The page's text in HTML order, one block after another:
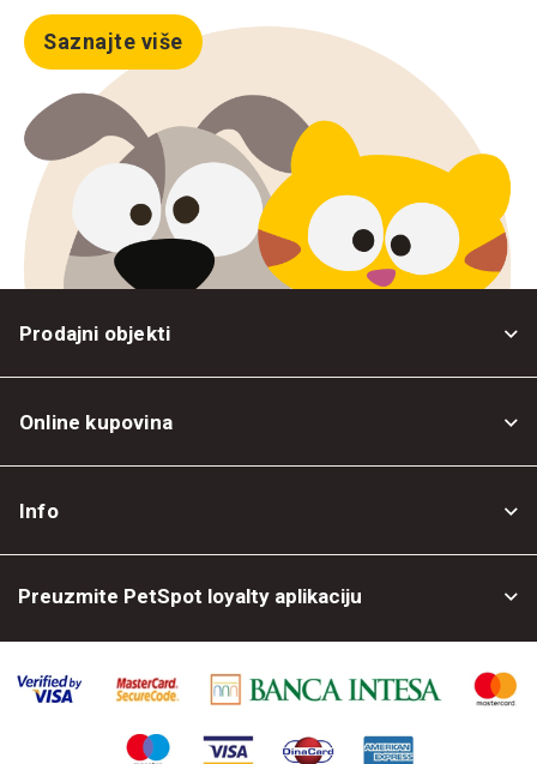
Saznajte više
Prodajni objekti
Online kupovina
Info
Preuzmite PetSpot loyalty aplikaciju